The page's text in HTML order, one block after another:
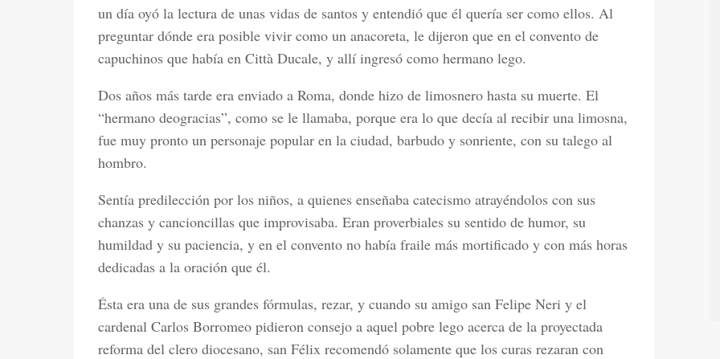
un día oyó la lectura de unas vidas de santos y entendió que él quería ser como ellos. Al
preguntar dónde era posible vivir como un anacoreta, le dijeron que en el convento de
capuchinos que había en Città Ducale, y allí ingresó como hermano lego.
Dos años más tarde era enviado a Roma, donde hizo de limosnero hasta su muerte. El
“hermano deogracias”, como se le llamaba, porque era lo que decía al recibir una limosna,
fue muy pronto un personaje popular en la ciudad, barbudo y sonriente, con su talego al
hombro.
Sentía predilección por los niños, a quienes enseñaba catecismo atrayéndolos con sus
chanzas y cancioncillas que improvisaba. Eran proverbiales su sentido de humor, su
humildad y su paciencia, y en el convento no había fraile más mortificado y con más horas
dedicadas a la oración que él.
Ésta era una de sus grandes fórmulas, rezar, y cuando su amigo san Felipe Neri y el
cardenal Carlos Borromeo pidieron consejo a aquel pobre lego acerca de la proyectada
reforma del clero diocesano, san Félix recomendó solamente que los curas rezaran con